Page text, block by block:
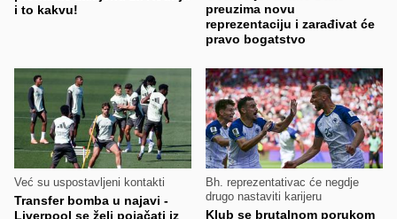
i to kakvu!
preuzima novu
reprezentaciju i zarađivat će
pravo bogatstvo
Već su uspostavljeni kontakti
Transfer bomba u najavi -
Liverpool se želi pojačati iz
Bh. reprezentativac će negdje
drugo nastaviti karijeru
Klub se brutalnom porukom